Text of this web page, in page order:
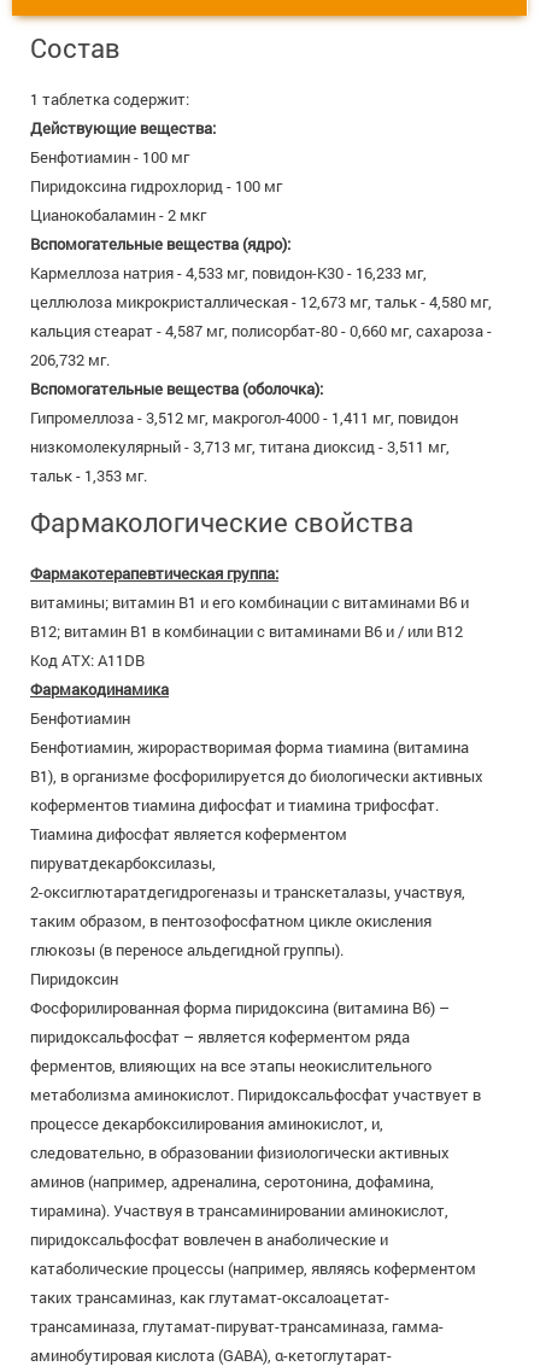
Состав
1 таблетка содержит:
Действующие вещества:
Бенфотиамин - 100 мг
Пиридоксина гидрохлорид - 100 мг
Цианокобаламин - 2 мкг
Вспомогательные вещества (ядро):
Кармеллоза натрия - 4,533 мг, повидон-К30 - 16,233 мг,
целлюлоза микрокристаллическая - 12,673 мг, тальк - 4,580 мг,
кальция стеарат - 4,587 мг, полисорбат-80 - 0,660 мг, сахароза -
206,732 мг.
Вспомогательные вещества (оболочка):
Гипромеллоза - 3,512 мг, макрогол-4000 - 1,411 мг, повидон
низкомолекулярный - 3,713 мг, титана диоксид - 3,511 мг,
тальк - 1,353 мг.
Фармакологические свойства
Фармакотерапевтическая группа:
витамины; витамин В1 и его комбинации с витаминами В6 и
В12; витамин В1 в комбинации с витаминами В6 и / или В12
Код АТХ: A11DB
Фармакодинамика
Бенфотиамин
Бенфотиамин, жирорастворимая форма тиамина (витамина
В1), в организме фосфорилируется до биологически активных
коферментов тиамина дифосфат и тиамина трифосфат.
Тиамина дифосфат является коферментом
пируватдекарбоксилазы,
2-оксиглютаратдегидрогеназы и транскеталазы, участвуя,
таким образом, в пентозофосфатном цикле окисления
глюкозы (в переносе альдегидной группы).
Пиридоксин
Фосфорилированная форма пиридоксина (витамина В6) –
пиридоксальфосфат – является коферментом ряда
ферментов, влияющих на все этапы неокислительного
метаболизма аминокислот. Пиридоксальфосфат участвует в
процессе декарбоксилирования аминокислот, и,
следовательно, в образовании физиологически активных
аминов (например, адреналина, серотонина, дофамина,
тирамина). Участвуя в трансаминировании аминокислот,
пиридоксальфосфат вовлечен в анаболические и
катаболические процессы (например, являясь коферментом
таких трансаминаз, как глутамат-оксалоацетат-
трансаминаза, глутамат-пируват-трансаминаза, гамма-
аминобутировая кислота (GABA), α-кетоглутарат-